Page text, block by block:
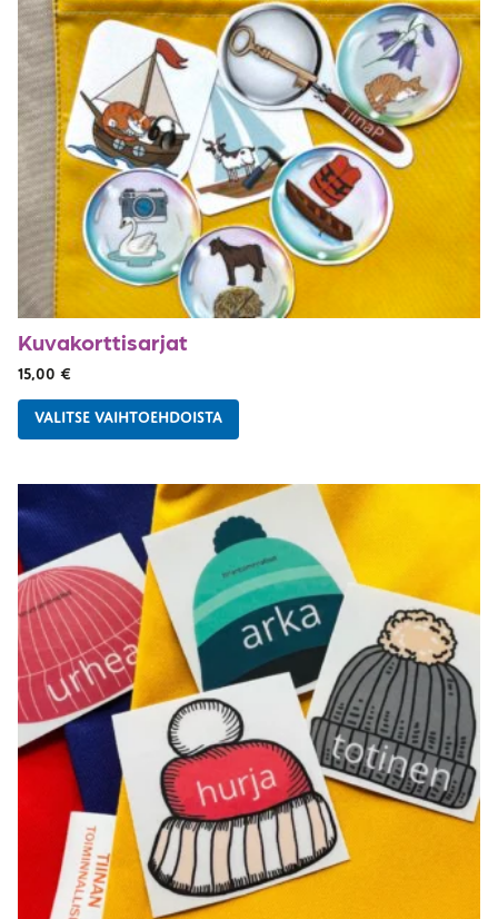
Kuvakorttisarjat
15,00 €
VALITSE VAIHTOEHDOISTA